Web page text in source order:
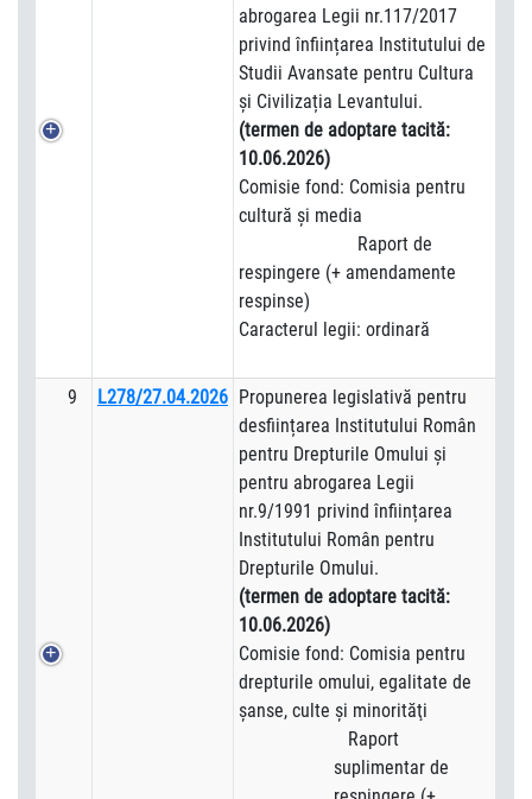
abrogarea Legii nr.117/2017
privind înființarea Institutului de
Studii Avansate pentru Cultura
și Civilizația Levantului.
(termen de adoptare tacită:
10.06.2026)
Comisie fond: Comisia pentru
cultură şi media
Raport de
respingere (+ amendamente
respinse)
Caracterul legii: ordinară
9 L278/27.04.2026 Propunerea legislativă pentru
desființarea Institutului Român
pentru Drepturile Omului și
pentru abrogarea Legii
nr.9/1991 privind înființarea
Institutului Român pentru
Drepturile Omului.
(termen de adoptare tacită:
10.06.2026)
Comisie fond: Comisia pentru
drepturile omului, egalitate de
şanse, culte şi minorităţi
Raport
suplimentar de